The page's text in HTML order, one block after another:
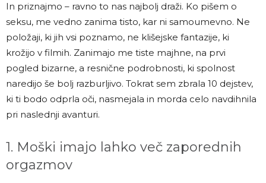
In priznajmo – ravno to nas najbolj draži. Ko pišem o
seksu, me vedno zanima tisto, kar ni samoumevno. Ne
položaji, ki jih vsi poznamo, ne klišejske fantazije, ki
krožijo v filmih. Zanimajo me tiste majhne, na prvi
pogled bizarne, a resnične podrobnosti, ki spolnost
naredijo še bolj razburljivo. Tokrat sem zbrala 10 dejstev,
ki ti bodo odprla oči, nasmejala in morda celo navdihnila
pri naslednji avanturi.
1. Moški imajo lahko več zaporednih
orgazmov